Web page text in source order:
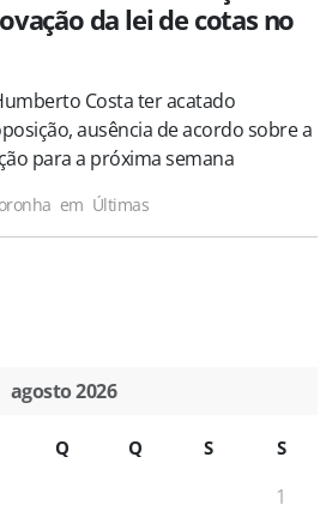
da lei de cotas no
Costa ter acatado
ausência de acordo sobre a
para a próxima semana
em Últimas
agosto 2026
Q Q S S
1